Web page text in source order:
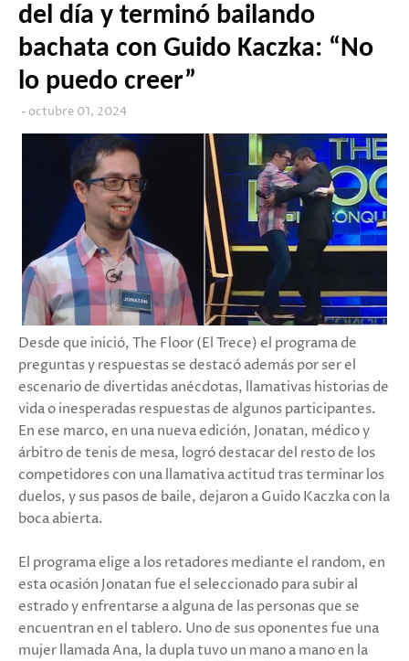
del día y terminó bailando
bachata con Guido Kaczka: “No
lo puedo creer”
octubre 01, 2024
Desde que inició, The Floor (El Trece) el programa de
preguntas y respuestas se destacó además por ser el
escenario de divertidas anécdotas, llamativas historias de
vida o inesperadas respuestas de algunos participantes.
En ese marco, en una nueva edición, Jonatan, médico y
árbitro de tenis de mesa, logró destacar del resto de los
competidores con una llamativa actitud tras terminar los
duelos, y sus pasos de baile, dejaron a Guido Kaczka con la
boca abierta.
El programa elige a los retadores mediante el random, en
esta ocasión Jonatan fue el seleccionado para subir al
estrado y enfrentarse a alguna de las personas que se
encuentran en el tablero. Uno de sus oponentes fue una
mujer llamada Ana, la dupla tuvo un mano a mano en la